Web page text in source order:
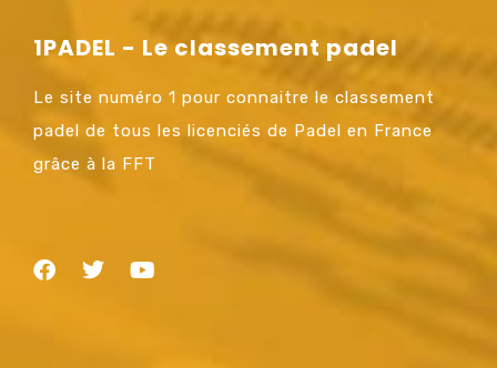
1PADEL - Le classement padel
Le site numéro 1 pour connaitre le classement
padel de tous les licenciés de Padel en France
grâce à la FFT